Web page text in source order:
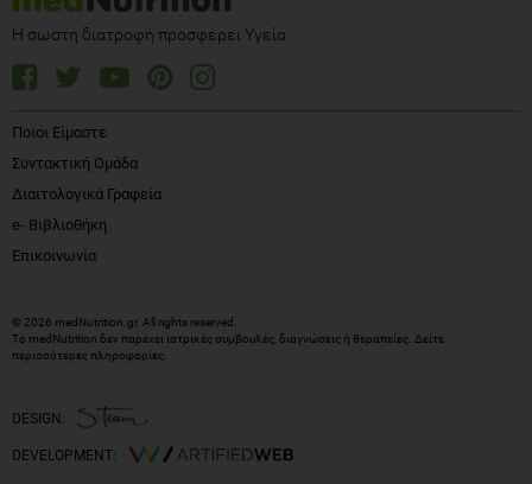
Η σωστή διατροφή προσφέρει Υγεία
Ποιοι Είμαστε
Συντακτική Ομάδα
Διαιτολογικά Γραφεία
e- Βιβλιοθήκη
Επικοινωνία
© 2026 medNutrition.gr. All rights reserved.
Το medNutrition δεν παρέχει ιατρικές συμβουλές, διαγνώσεις ή θεραπείες. Δείτε
περισσότερες πληροφορίες
DESIGN:
DEVELOPMENT: